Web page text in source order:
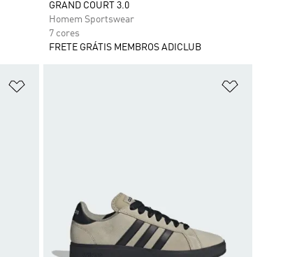
GRAND COURT 3.0
Homem Sportswear
7 cores
FRETE GRÁTIS MEMBROS ADICLUB